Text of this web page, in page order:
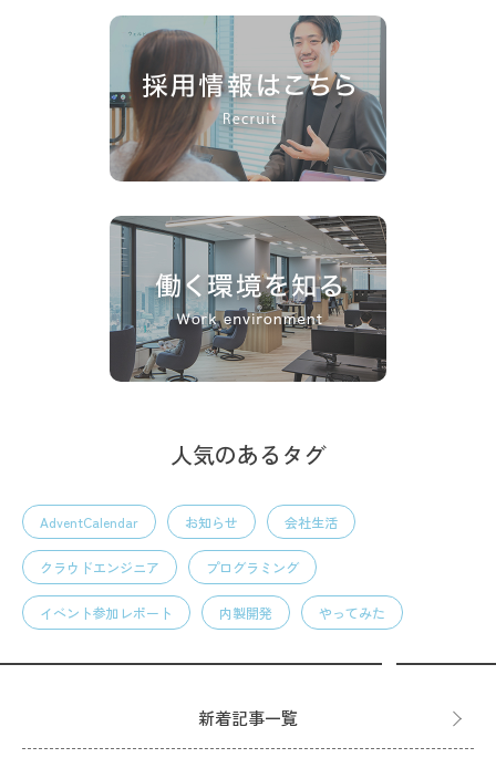
人気のあるタグ
AdventCalendar お知らせ 会社生活
クラウドエンジニア プログラミング
イベント参加レポート 内製開発 やってみた
新着記事一覧